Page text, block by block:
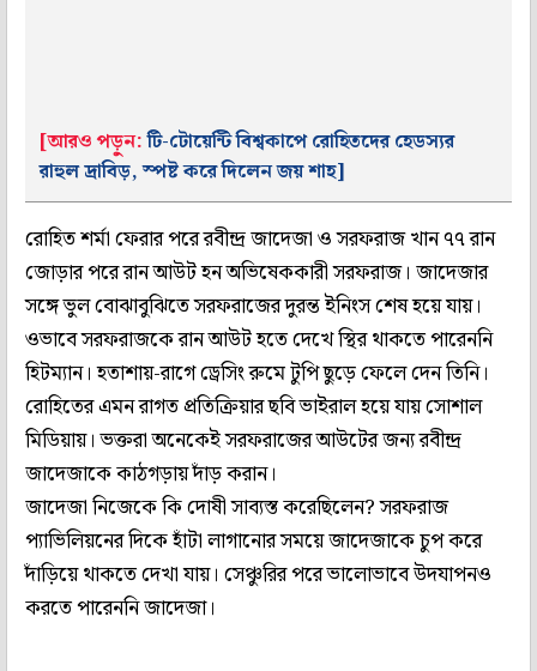
[আরও পড়ুন:টি-টোয়েন্টি বিশ্বকাপে রোহিতদের হেডস্যর
রাহুল দ্রাবিড়, স্পষ্ট করে দিলেন জয় শাহ]
রোহিত শর্মা ফেরার পরে রবীন্দ্র জাদেজা ও সরফরাজ খান ৭৭ রান
জোড়ার পরে রান আউট হন অভিষেককারী সরফরাজ। জাদেজার
সঙ্গে ভুল বোঝাবুঝিতে সরফরাজের দুরন্ত ইনিংস শেষ হয়ে যায়।
ওভাবে সরফরাজকে রান আউট হতে দেখে স্থির থাকতে পারেননি
হিটম্যান। হতাশায়-রাগে ড্রেসিং রুমে টুপি ছুড়ে ফেলে দেন তিনি।
রোহিতের এমন রাগত প্রতিক্রিয়ার ছবি ভাইরাল হয়ে যায় সোশাল
মিডিয়ায়। ভক্তরা অনেকেই সরফরাজের আউটের জন্য রবীন্দ্র
জাদেজাকে কাঠগড়ায় দাঁড় করান।
জাদেজা নিজেকে কি দোষী সাব্যস্ত করেছিলেন? সরফরাজ
প্যাভিলিয়নের দিকে হাঁটা লাগানোর সময়ে জাদেজাকে চুপ করে
দাঁড়িয়ে থাকতে দেখা যায়। সেঞ্চুরির পরে ভালোভাবে উদযাপনও
করতে পারেননি জাদেজা।